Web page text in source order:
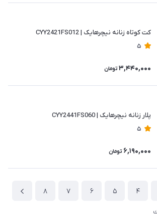
کت کوتاه زنانه نیچرهایک | CYY2421FS012
5
3,440,000 تومان
پلار زنانه نیچرهایک | CYY2441FS060
5
6,190,000 تومان
4
5
6
7
8